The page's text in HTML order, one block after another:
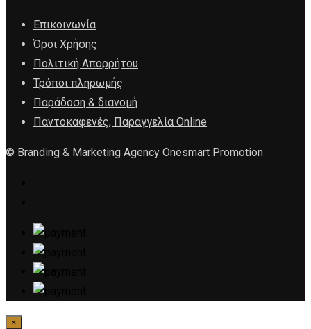
Επικοινωνία
Όροι Χρήσης
Πολιτική Απορρήτου
Τρόποι πληρωμής
Παράδοση & διανομή
Παντοκαφενές, Παραγγελία Online
© Branding & Marketing Agency Onesmart Promotion
×